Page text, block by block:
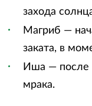
захода
Магриб —
заката, в
Иша — после
мрака.